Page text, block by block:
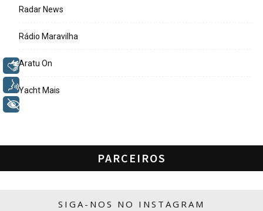
Radar News
Rádio Maravilha
Aratu On
Yacht Mais
PARCEIROS
SIGA-NOS NO INSTAGRAM
Libras
Voz